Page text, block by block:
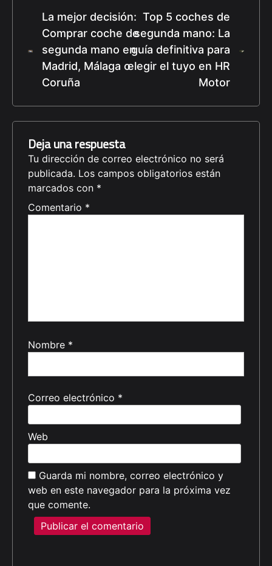
entradas
La mejor decisión:
Comprar coche de
segunda mano en
Madrid, Málaga o
Coruña
Top 5 coches de
segunda mano: La
guía definitiva para
elegir el tuyo en HR
Motor
Deja una respuesta
Tu dirección de correo electrónico no será
publicada. Los campos obligatorios están
marcados con *
Comentario *
Nombre *
Correo electrónico *
Web
Guarda mi nombre, correo electrónico y
web en este navegador para la próxima vez
que comente.